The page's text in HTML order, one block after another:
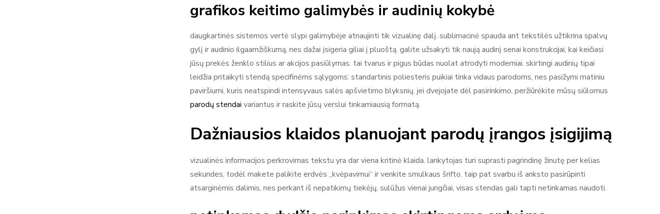
grafikos keitimo galimybės ir audinių kokybė
daugkartinės sistemos vertė slypi galimybėje atnaujinti tik vizualinę dalį. sublimacinė spauda ant tekstilės užtikrina spalvų
gylį ir audinio ilgaamžiškumą, nes dažai įsigeria giliai į pluoštą. galite užsakyti tik naują audinį senai konstrukcijai, kai keičiasi
jūsų prekės ženklo stilius ar akcijos pasiūlymas. tai tvarus ir pigus būdas nuolat atrodyti moderniai. skirtingi audinių tipai
leidžia pritaikyti stendą specifinėms sąlygoms: standartinis poliesteris puikiai tinka vidaus parodoms, nes pasižymi matiniu
paviršiumi, kuris neatspindi intensyvaus salės apšvietimo blyksnių. jei dvejojate dėl pasirinkimo, peržiūrėkite mūsų siūlomus
parodų stendai variantus ir raskite jūsų verslui tinkamiausią formatą.
Dažniausios klaidos planuojant parodų įrangos įsigijimą
vizualinės informacijos perkrovimas tekstu yra dar viena kritinė klaida. lankytojas turi suprasti pagrindinę žinutę per kelias
sekundes, todėl makete palikite erdvės „kvėpavimui“ ir venkite smulkaus šrifto. taip pat svarbu iš anksto pasirūpinti
atsarginėmis dalimis, nes perkant iš nepatikimų tiekėjų, sulūžus vienai jungčiai, visas stendas gali tapti netinkamas naudoti.